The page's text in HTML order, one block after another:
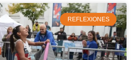
REFLEXIONES